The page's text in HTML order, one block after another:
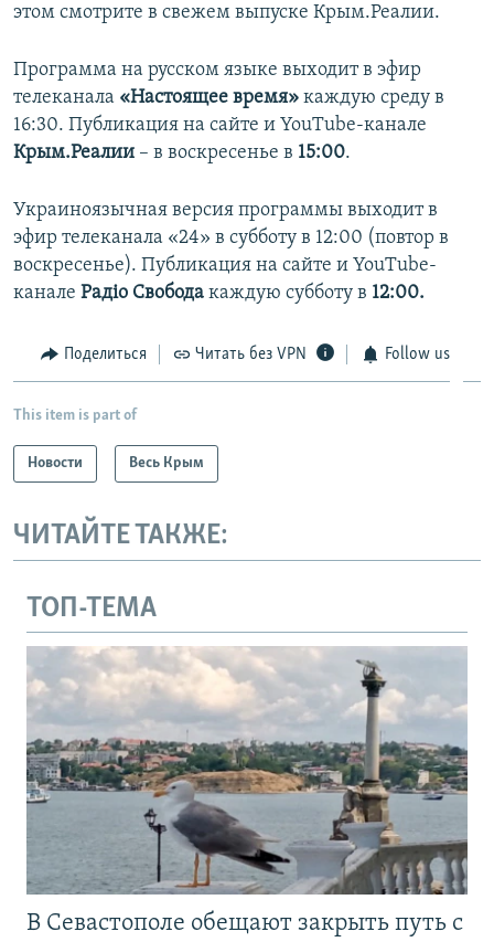
этом смотрите в свежем выпуске Крым.Реалии.
Программа на русском языке выходит в эфир
телеканала «Настоящее время» каждую среду в
16:30. Публикация на сайте и YouTube-канале
Крым.Реалии – в воскресенье в 15:00.
Украиноязычная версия программы выходит в
эфир телеканала «24» в субботу в 12:00 (повтор в
воскресенье). Публикация на сайте и YouTube-
канале Радіо Свобода каждую субботу в 12:00.
Поделиться Читать без VPN Follow us
This item is part of
Новости Весь Крым
ЧИТАЙТЕ ТАКЖЕ:
ТОП-ТЕМА
В Севастополе обещают закрыть путь с